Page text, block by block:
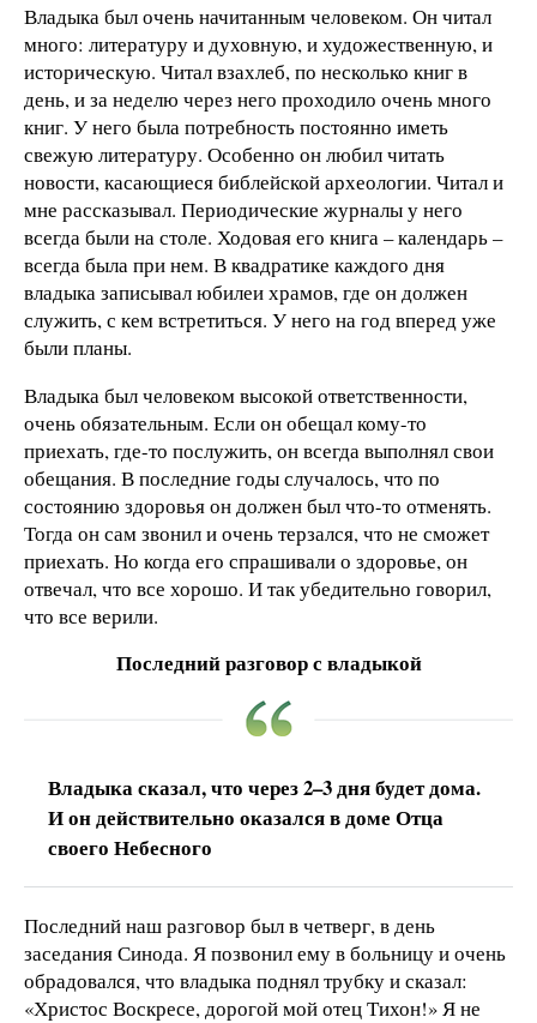
Владыка был очень начитанным человеком. Он читал
много: литературу и духовную, и художественную, и
историческую. Читал взахлеб, по несколько книг в
день, и за неделю через него проходило очень много
книг. У него была потребность постоянно иметь
свежую литературу. Особенно он любил читать
новости, касающиеся библейской археологии. Читал и
мне рассказывал. Периодические журналы у него
всегда были на столе. Ходовая его книга – календарь –
всегда была при нем. В квадратике каждого дня
владыка записывал юбилеи храмов, где он должен
служить, с кем встретиться. У него на год вперед уже
были планы.
Владыка был человеком высокой ответственности,
очень обязательным. Если он обещал кому-то
приехать, где-то послужить, он всегда выполнял свои
обещания. В последние годы случалось, что по
состоянию здоровья он должен был что-то отменять.
Тогда он сам звонил и очень терзался, что не сможет
приехать. Но когда его спрашивали о здоровье, он
отвечал, что все хорошо. И так убедительно говорил,
что все верили.
Последний разговор с владыкой
Владыка сказал, что через 2–3 дня будет дома.
И он действительно оказался в доме Отца
своего Небесного
Последний наш разговор был в четверг, в день
заседания Синода. Я позвонил ему в больницу и очень
обрадовался, что владыка поднял трубку и сказал:
«Христос Воскресе, дорогой мой отец Тихон!» Я не